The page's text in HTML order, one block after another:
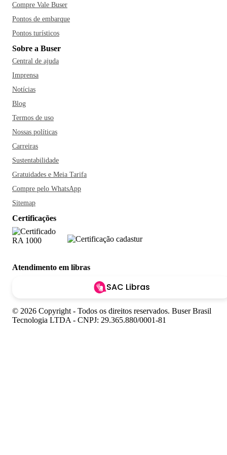
Compre Vale Buser
Pontos de embarque
Pontos turísticos
Sobre a Buser
Central de ajuda
Imprensa
Notícias
Blog
Termos de uso
Nossas políticas
Carreiras
Sustentabilidade
Gratuidades e Meia Tarifa
Compre pelo WhatsApp
Sitemap
Certificações
Atendimento em libras
SAC Libras
© 2026 Copyright - Todos os direitos reservados. Buser Brasil
Tecnologia LTDA - CNPJ: 29.365.880/0001-81